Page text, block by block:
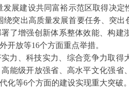
发展建设共同富裕示范区取得决
绕突出高质量发展首要任务、突
了增强创新体系整体效能、构建
开放等16个方面重点举措。
力、科技实力、综合竞争力取
能级开放强省、高水平文化强省
化等6个方面的建设实现重大突破。